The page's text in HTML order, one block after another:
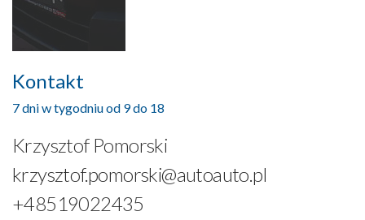
Kontakt
7 dni w tygodniu od 9 do 18
Krzysztof Pomorski
krzysztof.pomorski@autoauto.pl
+48519022435